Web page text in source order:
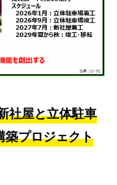
社屋と立体駐車
築プロジェクト